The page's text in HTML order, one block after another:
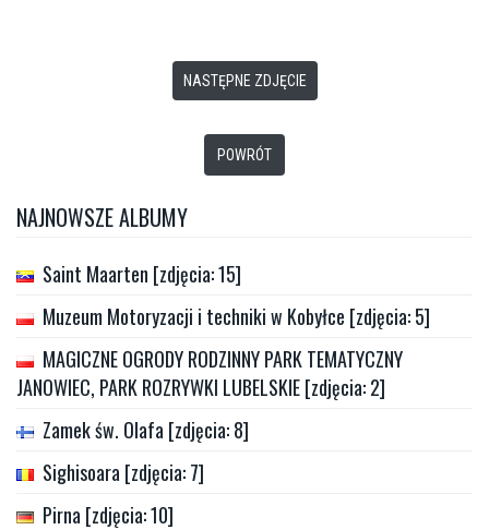
NASTĘPNE ZDJĘCIE
POWRÓT
NAJNOWSZE ALBUMY
Saint Maarten [zdjęcia: 15]
Muzeum Motoryzacji i techniki w Kobyłce [zdjęcia: 5]
MAGICZNE OGRODY RODZINNY PARK TEMATYCZNY
JANOWIEC, PARK ROZRYWKI LUBELSKIE [zdjęcia: 2]
Zamek św. Olafa [zdjęcia: 8]
Sighisoara [zdjęcia: 7]
Pirna [zdjęcia: 10]